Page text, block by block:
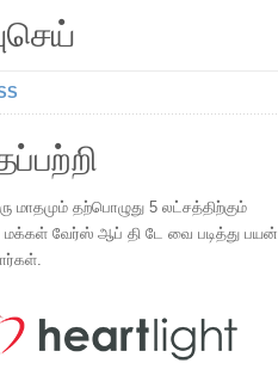
மாதமும் தற்பொழுது 5 லட்சத்திற்கும்
மக்கள் வேர்ஸ் ஆப் தி டே வை படித்து பயன்